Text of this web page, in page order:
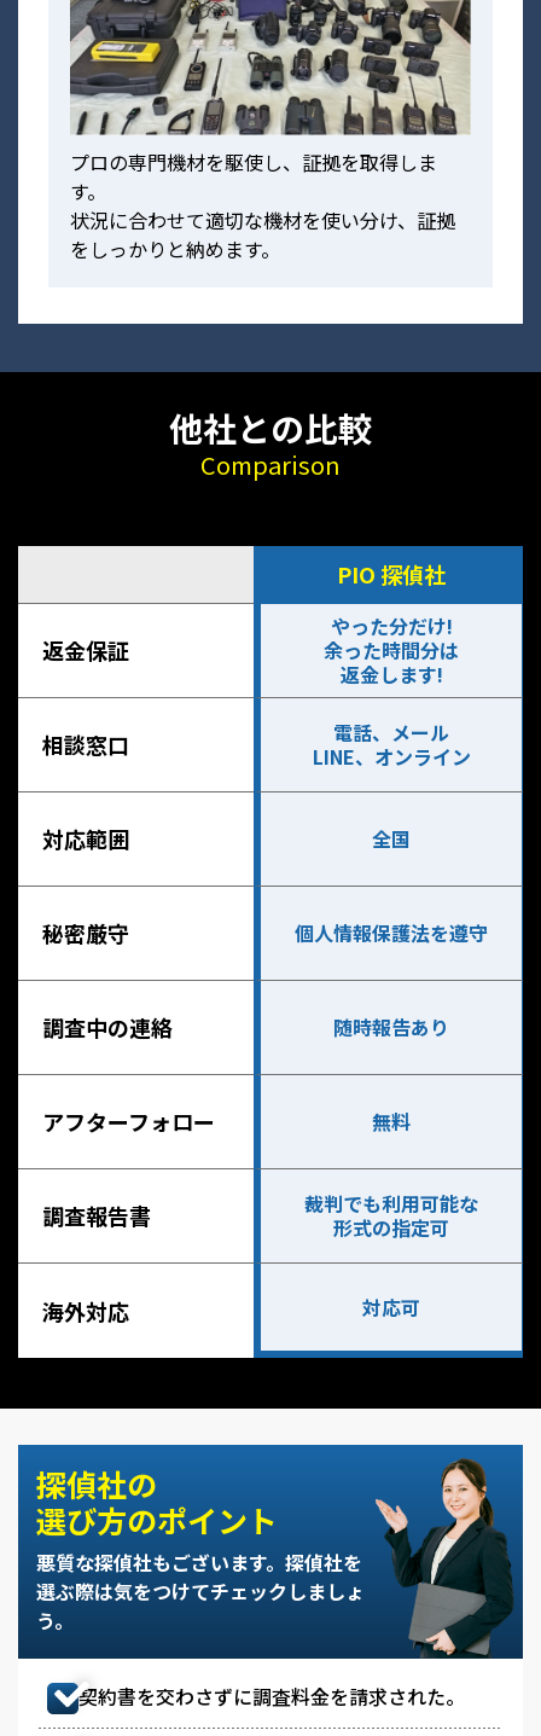
プロの専門機材を駆使し、証拠を取得しま
す。
状況に合わせて適切な機材を使い分け、証拠
をしっかりと納めます。
他社との比較
Comparison
PIO 探偵社
返金保証
やった分だけ!
余った時間分は
返金します!
相談窓口
電話、メール
LINE、オンライン
対応範囲 全国
秘密厳守 個人情報保護法を遵守
調査中の連絡 随時報告あり
アフターフォロー 無料
調査報告書
裁判でも利用可能な
形式の指定可
海外対応 対応可
探偵社の
選び方のポイント
悪質な探偵社もございます。 探偵社を
選ぶ際は気をつけてチェックしましょ
う。
契約書を交わさずに調査料金を請求された。